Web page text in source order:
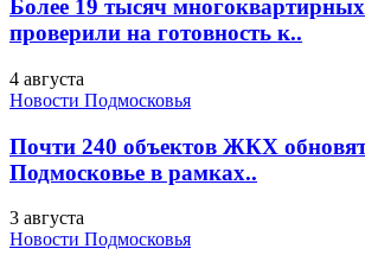
Более 19 тысяч
проверили на готовность к..
4 августа
Новости Подмосковья
Почти 240 объектов ЖКХ
Подмосковье в рамках..
3 августа
Новости Подмосковья